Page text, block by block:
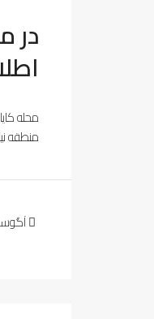
در
محله
منطقه
آگوست